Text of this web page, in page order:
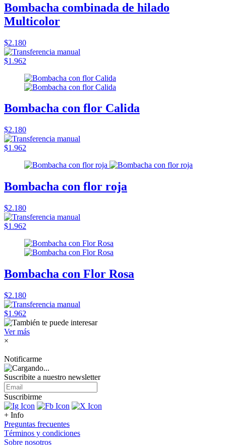
Bombacha combinada de hilado
Multicolor
$2.180
$1.962
Bombacha con flor Calida
$2.180
$1.962
Bombacha con flor roja
$2.180
$1.962
Bombacha con Flor Rosa
$2.180
$1.962
Ver más
×
Notificarme
Suscribite a nuestro newsletter
Suscribirme
+ Info
Preguntas frecuentes
Términos y condiciones
Sobre nosotros